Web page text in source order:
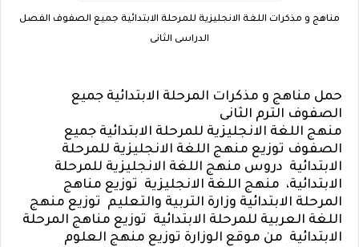
مناهج و مذكرات اللغة الانجليزية للمرحلة الابتدائية جميع الصفوف الفصل
الدراسى الثانى
حمل مناهج و مذكرات المرحلة الابتدائية جميع
الصفوف الترم الثانى
منهج اللغة الانجليزية للمرحلة الابتدائية جميع
الصفوف توزيع منهج اللغة الانجليزية للمرحلة
الابتدائية دروس منهج اللغة الانجليزية للمرحلة
الابتدائية، منهج اللغة الانجليزية توزيع مناهج
المرحلة الابتدائية وزارة التربية والتعليم توزيع منهج
اللغة العربية للمرحلة الابتدائية توزيع مناهج المرحلة
الابتدائية من موقع الوزارة توزيع منهج العلوم